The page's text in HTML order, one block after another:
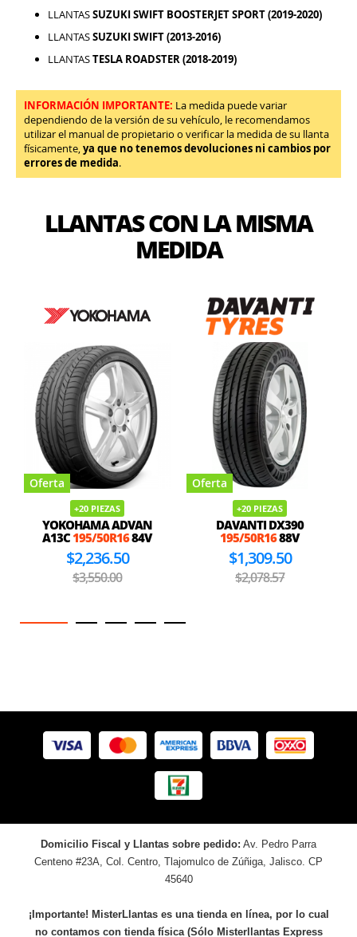
LLANTASSUZUKI SWIFT BOOSTERJET SPORT (2019-2020)
LLANTASSUZUKI SWIFT (2013-2016)
LLANTASTESLA ROADSTER (2018-2019)
INFORMACIÓN IMPORTANTE: La medida puede variar
dependiendo de la versión de su vehículo, le recomendamos
utilizar el manual de propietario o verificar la medida de su llanta
físicamente,ya que no tenemos devoluciones ni cambios por
errores de medida.
LLANTAS CON LA MISMA
MEDIDA
Oferta
+20 PIEZAS
YOKOHAMA ADVAN
A13C195/50R1684V
$2,236.50
$3,550.00
Oferta
+20 PIEZAS
DAVANTI DX390
195/50R1688V
$1,309.50
$2,078.57
Domicilio Fiscal y Llantas sobre pedido: Av. Pedro Parra
Centeno #23A, Col. Centro, Tlajomulco de Zúñiga, Jalisco. CP
45640
¡Importante! MisterLlantas es una tienda en línea, por lo cual
no contamos con tienda física (Sólo Misterllantas Express